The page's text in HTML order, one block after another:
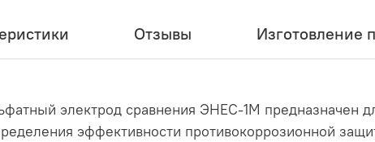
Отзывы Изготовление
электрод сравнения ЭНЕС-1М предназначен
эффективности противокоррозионной